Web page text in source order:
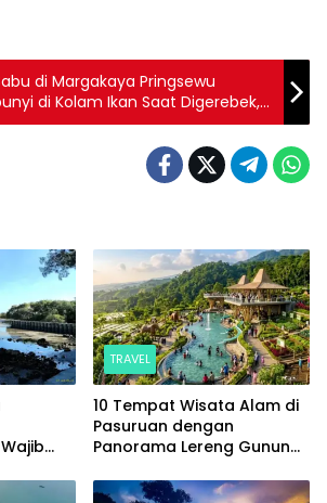
di Margakaya Pringsewu
di Kolam Ikan Saat Digerebek,
Paket Narkoba
TRAVEL
10 Tempat Wisata Alam di
Pasuruan dengan
Panorama Lereng Gunung